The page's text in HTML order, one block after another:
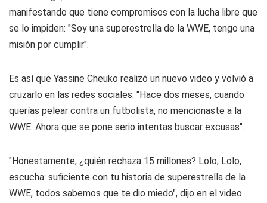
manifestando que tiene compromisos con la lucha libre que
se lo impiden: "Soy una superestrella de la WWE, tengo una
misión por cumplir".
Es así que Yassine Cheuko realizó un nuevo video y volvió a
cruzarlo en las redes sociales: "Hace dos meses, cuando
querías pelear contra un futbolista, no mencionaste a la
WWE. Ahora que se pone serio intentas buscar excusas".
"Honestamente, ¿quién rechaza 15 millones? Lolo, Lolo,
escucha: suficiente con tu historia de superestrella de la
WWE, todos sabemos que te dio miedo", dijo en el video.